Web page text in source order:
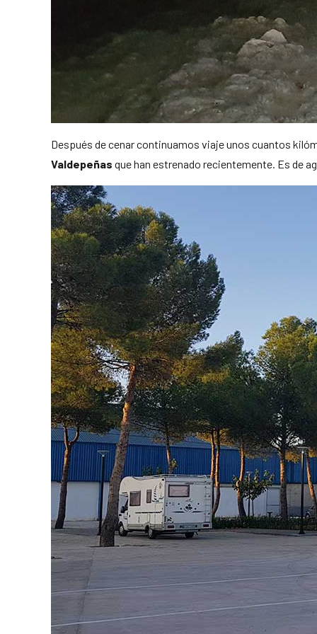
Después de cenar continuamos viaje unos cuantos
Valdepeñas que han estrenado recientemente. Es de